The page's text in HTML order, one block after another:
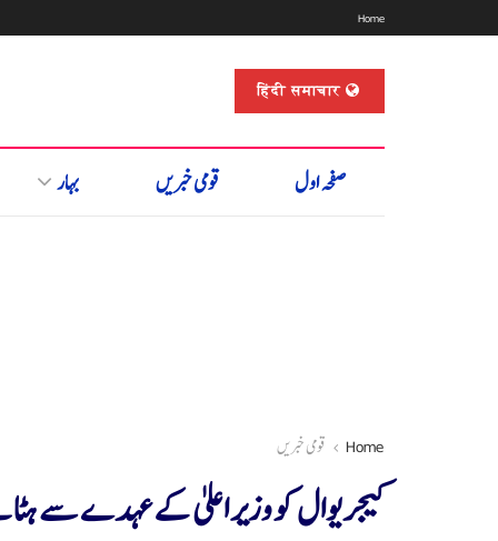
Home
हिंदी समाचार
صفحہ اول قومی خبریں بہار
Home قومی خبریں
کیجریوال کو وزیر اعلیٰ کے عہدے سے